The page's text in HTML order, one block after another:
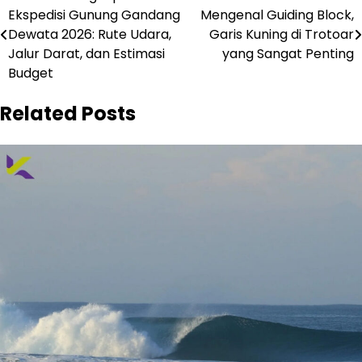
pos
Ekspedisi Gunung Gandang
Dewata 2026: Rute Udara,
Jalur Darat, dan Estimasi
Budget
Mengenal Guiding Block,
Garis Kuning di Trotoar
yang Sangat Penting
Related Posts